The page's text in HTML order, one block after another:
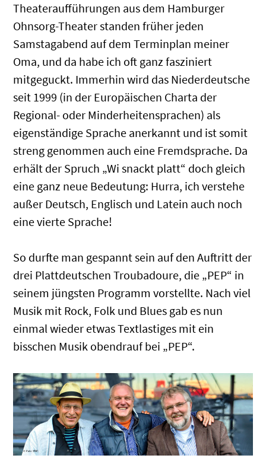
Theateraufführungen aus dem Hamburger
Ohnsorg-Theater standen früher jeden
Samstagabend auf dem Terminplan meiner
Oma, und da habe ich oft ganz fasziniert
mitgeguckt. Immerhin wird das Niederdeutsche
seit 1999 (in der Europäischen Charta der
Regional- oder Minderheitensprachen) als
eigenständige Sprache anerkannt und ist somit
streng genommen auch eine Fremdsprache. Da
erhält der Spruch „Wi snackt platt“ doch gleich
eine ganz neue Bedeutung: Hurra, ich verstehe
außer Deutsch, Englisch und Latein auch noch
eine vierte Sprache!
So durfte man gespannt sein auf den Auftritt der
drei Plattdeutschen Troubadoure, die „PEP“ in
seinem jüngsten Programm vorstellte. Nach viel
Musik mit Rock, Folk und Blues gab es nun
einmal wieder etwas Textlastiges mit ein
bisschen Musik obendrauf bei „PEP“.